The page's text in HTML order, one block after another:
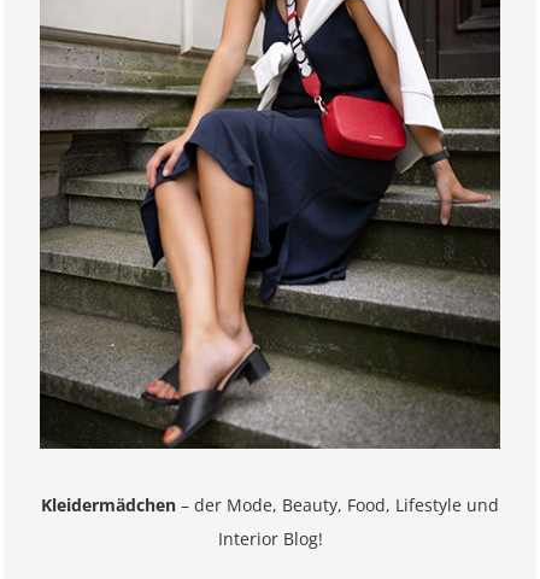
Kleidermädchen – der Mode, Beauty, Food, Lifestyle und
Interior Blog!